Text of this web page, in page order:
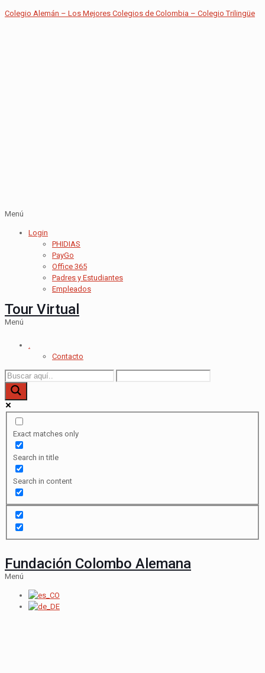
Colegio Alemán – Los Mejores Colegios de Colombia – Colegio Trilingüe
Menú
Login
PHIDIAS
PayGo
Office 365
Padres y Estudiantes
Empleados
Tour Virtual
Menú
.
Contacto
Exact matches only
Search in title
Search in content
Fundación Colombo Alemana
Menú